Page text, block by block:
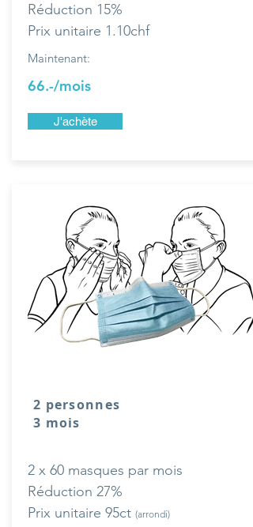
Réduction 15%
Prix unitaire 1.10chf
Maintenant:
66.-/mois
J'achète
2 personnes
3 mois
2 x 60 masques par mois
Réduction 27%
Prix unitaire 95ct (arrondi)